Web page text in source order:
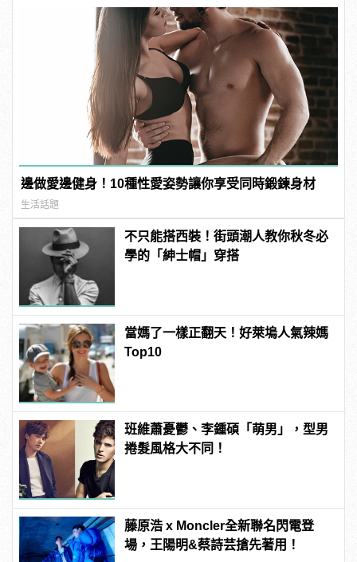
邊做愛邊健身！10種性愛姿勢讓你享受同時鍛鍊身材
生活話題
不只能搭西裝！街頭潮人教你秋冬必
學的「紳士帽」穿搭
當媽了一樣正翻天！好萊塢人氣辣媽
Top10
班維蕭憂鬱、李鍾碩「萌男」，型男
捲髮風格大不同！
藤原浩 x Moncler全新聯名閃電登
場，王陽明&蔡詩芸搶先著用！